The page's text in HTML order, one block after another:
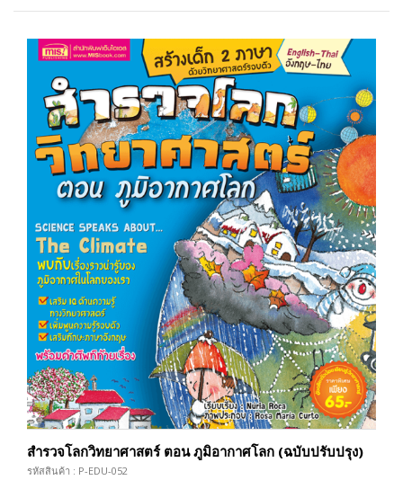
สำรวจโลกวิทยาศาสตร์ ตอน ภูมิอากาศโลก (ฉบับปรับปรุง)
รหัสสินค้า : P-EDU-052